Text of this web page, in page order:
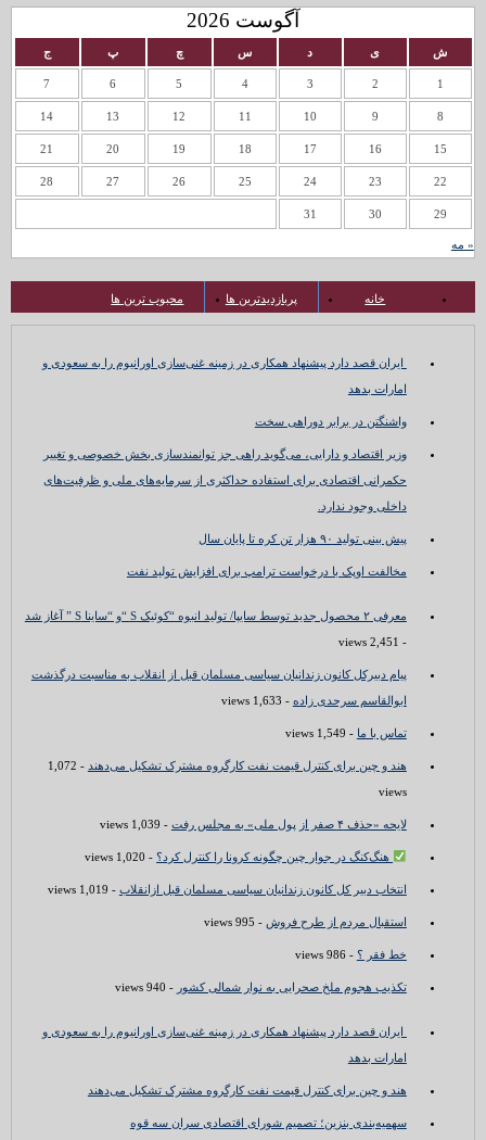
آگوست 2026
ش ی د س چ پ ج
1
2
3
4
5
6
7
8
9
10
11
12
13
14
15
16
17
18
19
20
21
22
23
24
25
26
27
28
29
30
31
« مه
خانه پربازدیدترین ها محبوب ترین ها
ایران قصد دارد پیشنهاد همکاری در زمینه غنی‌سازی اورانیوم را به سعودی و
امارات بدهد
واشنگتن در برابر دوراهی سخت
وزیر اقتصاد و دارایی، می‌گوید راهی جز توانمندسازی بخش خصوصی و تغییر
حکمرانی اقتصادی برای استفاده حداکثری از سرمایه‌های ملی و ظرفیت‌های
داخلی وجود ندارد.
پیش بینی تولید ۹۰ هزار تن کره تا پایان سال
مخالفت اوپک با درخواست ترامپ برای افزایش تولید نفت
معرفی ۲ محصول جدید توسط سایپا/ تولید انبوه “کوئیک S “و “ساینا S ” آغاز شد
- 2,451 views
پیام دبیرکل کانون زندانیان سیاسی مسلمان قبل از انقلاب به مناسبت درگذشت
ابوالقاسم سرحدی زاده - 1,633 views
تماس با ما - 1,549 views
هند و چین برای کنترل قیمت نفت کارگروه مشترک تشکیل می‌دهند
- 1,072
views
لایحه «حذف ۴ صفر از پول ملی» به مجلس رفت - 1,039 views
هنگ‌کنگ در جوار چین چگونه کرونا را کنترل کرد؟- 1,020 views
انتخاب دبیر کل کانون زندانیان سیاسی مسلمان قبل ازانقلاب - 1,019 views
استقبال مردم از طرح فروش - 995 views
خط فقر ؟ - 986 views
تکذیب هجوم ملخ صحرایی به نوار شمالی کشور - 940 views
ایران قصد دارد پیشنهاد همکاری در زمینه غنی‌سازی اورانیوم را به سعودی و
امارات بدهد
هند و چین برای کنترل قیمت نفت کارگروه مشترک تشکیل می‌دهند
سهمیه‌بندی بنزین؛ تصمیم شورای اقتصادی سران سه قوه